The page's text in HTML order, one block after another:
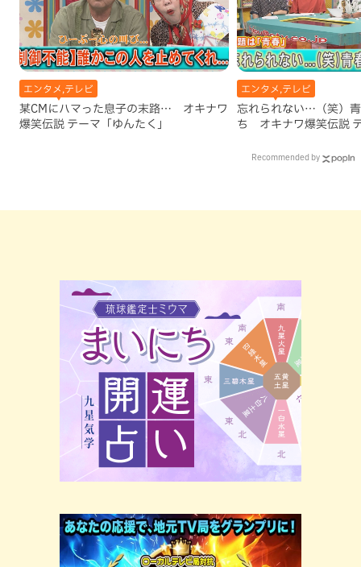
エンタメ,テレビ
某CMにハマった息子の末路… オキナワ
爆笑伝説 テーマ「ゆんたく」
エンタメ,テレビ
忘れられない…（笑）
ち オキナワ爆笑伝説
Recommended by